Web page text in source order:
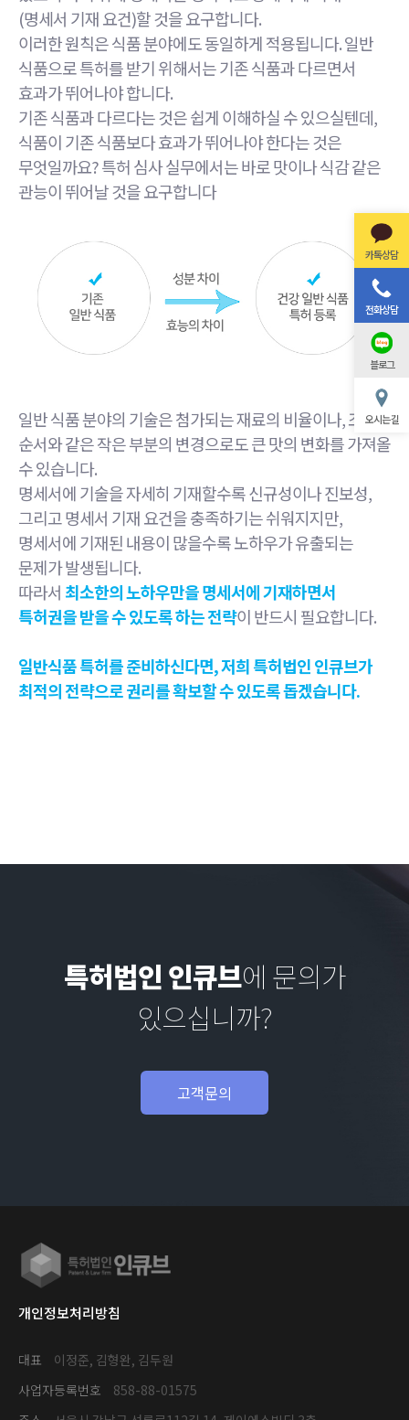
(명세서 기재 요건)할 것을 요구합니다.
이러한 원칙은 식품 분야에도 동일하게 적용됩니다. 일반
식품으로 특허를 받기 위해서는 기존 식품과 다르면서
효과가 뛰어나야 합니다.
기존 식품과 다르다는 것은 쉽게 이해하실 수 있으실텐데,
식품이 기존 식품보다 효과가 뛰어나야 한다는 것은
무엇일까요? 특허 심사 실무에서는 바로 맛이나 식감 같은
관능이 뛰어날 것을 요구합니다
일반 식품 분야의 기술은 첨가되는 재료의 비율이나, 조리
순서와 같은 작은 부분의 변경으로도 큰 맛의 변화를 가져올
수 있습니다.
명세서에 기술을 자세히 기재할수록 신규성이나 진보성,
그리고 명세서 기재 요건을 충족하기는 쉬워지지만,
명세서에 기재된 내용이 많을수록 노하우가 유출되는
문제가 발생됩니다.
따라서 최소한의 노하우만을 명세서에 기재하면서
특허권을 받을 수 있도록 하는 전략이 반드시 필요합니다.
일반식품 특허를 준비하신다면, 저희 특허법인 인큐브가
최적의 전략으로 권리를 확보할 수 있도록 돕겠습니다.
특허법인 인큐브에 문의가
있으십니까?
고객문의
개인정보처리방침
대표
이정준, 김형완, 김두원
사업자등록번호
858-88-01575
카톡상담
전화상담
블로그
오시는 길